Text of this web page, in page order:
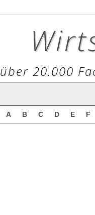
über 20.000
A B C D E F